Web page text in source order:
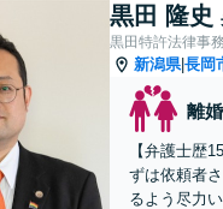
黒田 隆史
黒田特許法律事
新潟県|長岡
離
【弁護士歴
ずは依頼者
るよう尽力い